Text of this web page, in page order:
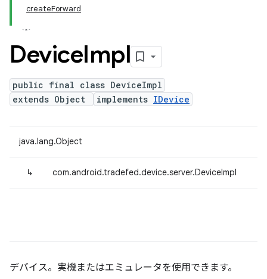
createForward
DeviceImpl
public final class DeviceImpl
extends Object
implements IDevice
java.lang.Object
↳ com.android.tradefed.device.server.DeviceImpl
デバイス。実機またはエミュレータを使用できます。